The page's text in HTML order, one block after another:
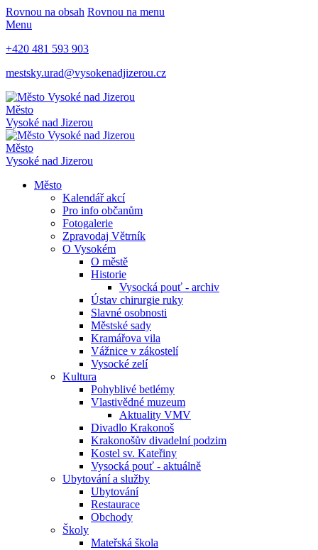
Rovnou na obsah Rovnou na menu
Menu
+420 481 593 903
mestsky.urad@vysokenadjizerou.cz
Město
Vysoké nad Jizerou
Město
Vysoké nad Jizerou
Město
Kalendář akcí
Pro info občanům
Fotogalerie
Zpravodaj Větrník
O Vysokém
O městě
Historie
Vysocká pouť - archiv
Ústav chirurgie ruky
Slavné osobnosti
Městské sady
Kramářova vila
Vážnice v zákostelí
Vysocké zelí
Kultura
Pohyblivé betlémy
Vlastivědné muzeum
Aktuality VMV
Divadlo Krakonoš
Krakonošův divadelní podzim
Kostel sv. Kateřiny
Vysocká pouť - aktuálně
Ubytování a služby
Ubytování
Restaurace
Obchody
Školy
Mateřská škola